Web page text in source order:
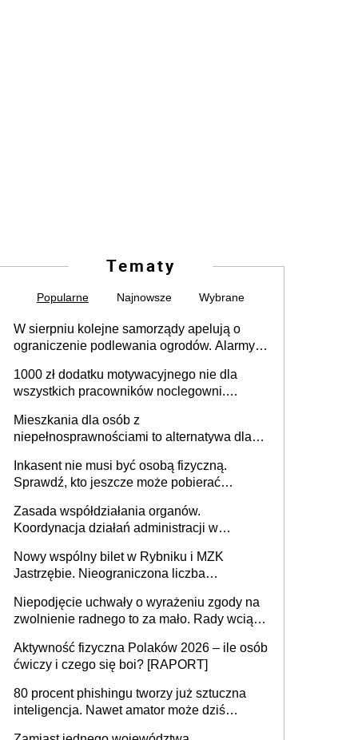
Tematy
Popularne Najnowsze Wybrane
W sierpniu kolejne samorządy apelują o
ograniczenie podlewania ogrodów. Alarmy w
może objąć cały kraj
1000 zł dodatku motywacyjnego nie dla
wszystkich pracowników noclegowni.
Mieszkania dla osób z
niepełnosprawnościami to alternatywa dla
samodzielnie lub z rodziną
Inkasent nie musi być osobą fizyczną.
Sprawdź, kto jeszcze może pobierać
Zasada współdziałania organów.
Koordynacja działań administracji w
Nowy wspólny bilet w Rybniku i MZK
Jastrzębie. Nieograniczona liczba
Niepodjęcie uchwały o wyrażeniu zgody na
zwolnienie radnego to za mało. Rady wciąż
rozstrzygać sprawy
Aktywność fizyczna Polaków 2026 – ile osób
ćwiczy i czego się boi? [RAPORT]
80 procent phishingu tworzy już sztuczna
inteligencja. Nawet amator może dziś